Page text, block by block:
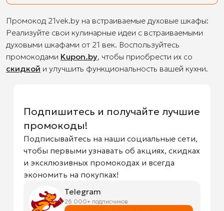
Промокод 21vek.by на встраиваемые духовые шкафы:
Реализуйте свои кулинарные идеи с встраиваемыми
духовыми шкафами от 21 век. Воспользуйтесь
промокодами Kupon.by, чтобы приобрести их со
скидкой и улучшить функциональность вашей кухни.
Подпишитесь и получайте лучшие
промокоды!
Подписывайтесь на наши социальные сети,
чтобы первыми узнавать об акциях, скидках
и эксклюзивных промокодах и всегда
экономить на покупках!
Telegram
26 000+ подписчиков